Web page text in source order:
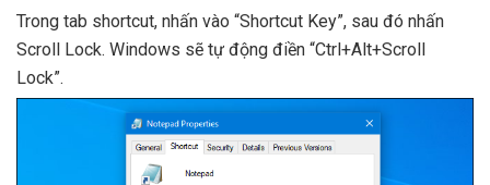
Trong tab shortcut, nhấn vào “Shortcut Key”, sau đó nhấn
Scroll Lock. Windows sẽ tự động điền “Ctrl+Alt+Scroll
Lock”.